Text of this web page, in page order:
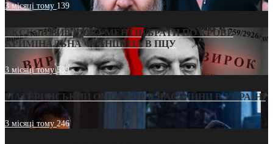
3 місяці тому 139
ЕКСКЛЮЗИВ (ДОКУМЕНТИ)/БРАТИ ПО КРОВІ:
КРИМІНАЛЬНА ФРАНШИЗА В ПЦУ
3 місяці тому539
МАТЕРИНСЬКИЙ ОМОРФОР В ЧАС ВІЙНИ В УКРАЇНІ
3 місяці тому246